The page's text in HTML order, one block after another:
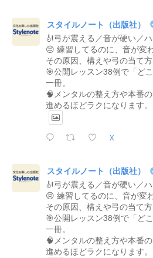
スタイルノート（出版社）
🎻弓が震える／音が硬い／
😣 練習してるのに、音が変
その原因、構えや弓の当て
🎯公開レッスン38例で「ど
一冊。
🧠メンタルの整え方や本番
進めるほどラクになります。
X
スタイルノート（出版社）
🎻弓が震える／音が硬い／
😣 練習してるのに、音が変
その原因、構えや弓の当て
🎯公開レッスン38例で「ど
一冊。
🧠メンタルの整え方や本番
進めるほどラクになります。